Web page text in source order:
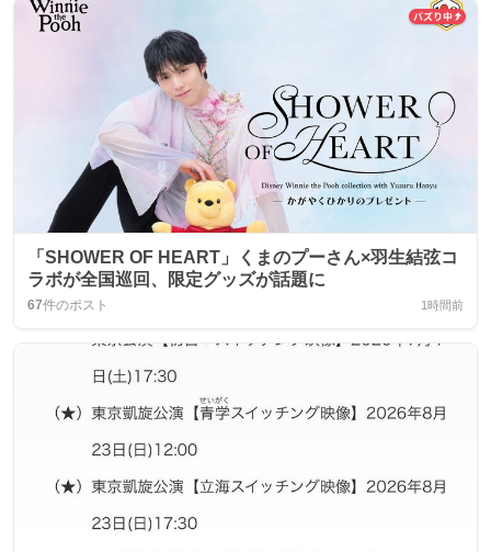
「SHOWER OF HEART」くまのプーさん×羽生結弦コ
ラボが全国巡回、限定グッズが話題に
67件のポスト 1時間前